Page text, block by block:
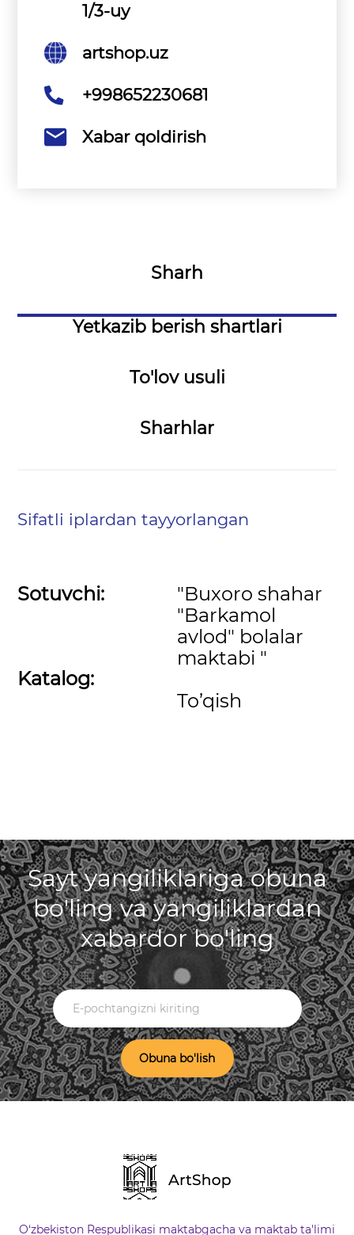
1/3-uy
artshop.uz
+998652230681
Xabar qoldirish
Sharh
Yetkazib berish shartlari
To'lov usuli
Sharhlar
Sifatli iplardan tayyorlangan
Sotuvchi:
Katalog:
"Buxoro shahar
"Barkamol
avlod" bolalar
maktabi "
To’qish
Sayt yangiliklariga obuna
bo'ling va yangiliklardan
xabardor bo'ling
Obuna bo'lish
O‘zbekiston Respublikasi maktabgacha va maktab ta'limi